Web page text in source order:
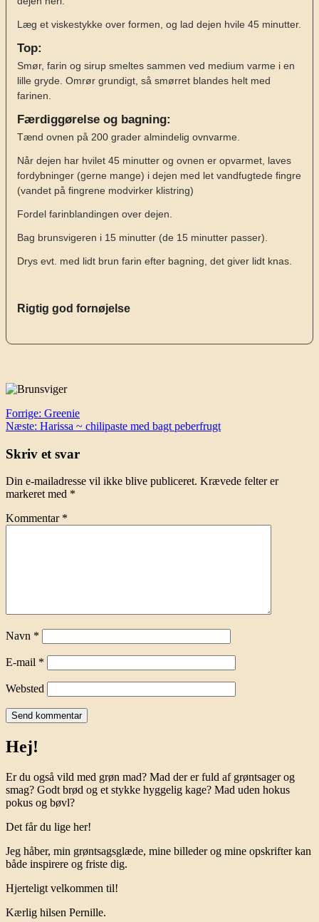
Læg et viskestykke over formen, og lad dejen hvile 45 minutter.
Top:
Smør, farin og sirup smeltes sammen ved medium varme i en
lille gryde. Omrør grundigt, så smørret blandes helt med
farinen.
Færdiggørelse og bagning:
Tænd ovnen på 200 grader almindelig ovnvarme.
Når dejen har hvilet 45 minutter og ovnen er opvarmet, laves
fordybninger (gerne mange) i dejen med let vandfugtede fingre
(vandet på fingrene modvirker klistring)
Fordel farinblandingen over dejen.
Bag brunsvigeren i 15 minutter (de 15 minutter passer).
Drys evt. med lidt brun farin efter bagning, det giver lidt knas.
Rigtig god fornøjelse
Indlægsnavigation
Forrige: Greenie
Næste: Harissa ~ chilipaste med bagt peberfrugt
Skriv et svar
Din e-mailadresse vil ikke blive publiceret. Krævede felter er
markeret med *
Kommentar *
Navn *
E-mail *
Websted
Hej!
Er du også vild med grøn mad? Mad der er fuld af grøntsager og
smag? Godt brød og et stykke hyggelig kage? Mad uden hokus
pokus og bøvl?
Det får du lige her!
Jeg håber, min grøntsagsglæde, mine billeder og mine opskrifter kan
både inspirere og friste dig.
Hjerteligt velkommen til!
Kærlig hilsen Pernille.